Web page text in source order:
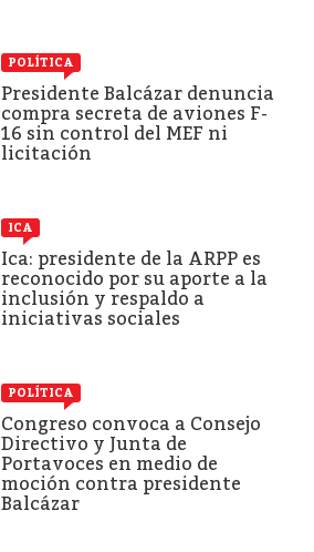
POLÍTICA
Presidente Balcázar denuncia
compra secreta de aviones F-
16 sin control del MEF ni
licitación
ICA
Ica: presidente de la ARPP es
reconocido por su aporte a la
inclusión y respaldo a
iniciativas sociales
POLÍTICA
Congreso convoca a Consejo
Directivo y Junta de
Portavoces en medio de
moción contra presidente
Balcázar